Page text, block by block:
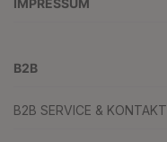
IMPRESSUM
B2B
B2B SERVICE & KONTAKT